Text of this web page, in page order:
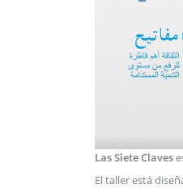
Las Siete Claves
El taller está